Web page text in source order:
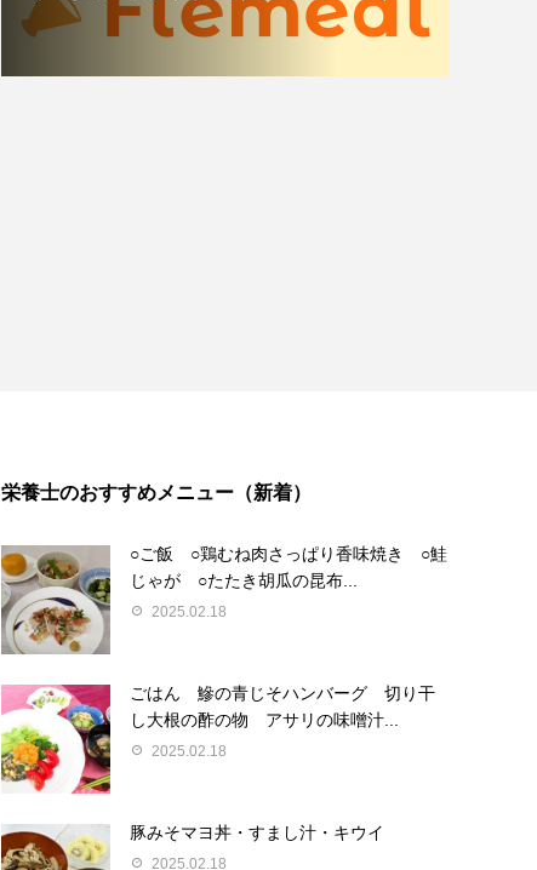
栄養士のおすすめメニュー（新着）
○ご飯 ○鶏むね肉さっぱり香味焼き ○鮭
じゃが ○たたき胡瓜の昆布...
2025.02.18
ごはん 鰺の青じそハンバーグ 切り干
し大根の酢の物 アサリの味噌汁...
2025.02.18
豚みそマヨ丼・すまし汁・キウイ
2025.02.18